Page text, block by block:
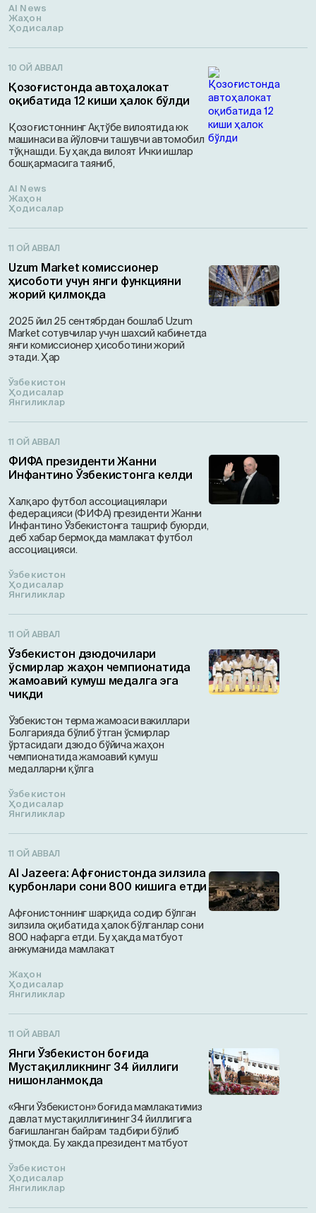
AI News
Жаҳон
Ҳодисалар
10 ОЙ АВВАЛ
Қозоғистонда автоҳалокат
оқибатида 12 киши ҳалок бўлди
Қозоғистоннинг Ақтўбе вилоятида юк
машинаси ва йўловчи ташувчи автомобил
тўқнашди. Бу ҳақда вилоят Ички ишлар
бошқармасига таяниб,
AI News
Жаҳон
Ҳодисалар
11 ОЙ АВВАЛ
Uzum Market комиссионер
ҳисоботи учун янги функцияни
жорий қилмоқда
2025 йил 25 сентябрдан бошлаб Uzum
Market сотувчилар учун шахсий кабинетда
янги комиссионер ҳисоботини жорий
этади. Ҳар
Ўзбекистон
Ҳодисалар
Янгиликлар
11 ОЙ АВВАЛ
ФИФА президенти Жанни
Инфантино Ўзбекистонга келди
Халқаро футбол ассоциациялари
федерацияси (ФИФА) президенти Жанни
Инфантино Ўзбекистонга ташриф буюрди,
деб хабар бермоқда мамлакат футбол
ассоциацияси.
Ўзбекистон
Ҳодисалар
Янгиликлар
11 ОЙ АВВАЛ
Ўзбекистон дзюдочилари
ўсмирлар жаҳон чемпионатида
жамоавий кумуш медалга эга
чиқди
Ўзбекистон терма жамоаси вакиллари
Болгарияда бўлиб ўтган ўсмирлар
ўртасидаги дзюдо бўйича жаҳон
чемпионатида жамоавий кумуш
медалларни қўлга
Ўзбекистон
Ҳодисалар
Янгиликлар
11 ОЙ АВВАЛ
Al Jazeera: Афғонистонда зилзила
қурбонлари сони 800 кишига етди
Афғонистоннинг шарқида содир бўлган
зилзила оқибатида ҳалок бўлганлар сони
800 нафарга етди. Бу ҳақда матбуот
анжуманида мамлакат
Жаҳон
Ҳодисалар
Янгиликлар
11 ОЙ АВВАЛ
Янги Ўзбекистон боғида
Мустақилликнинг 34 йиллиги
нишонланмоқда
«Янги Ўзбекистон» боғида мамлакатимиз
давлат мустақиллигининг 34 йиллигига
бағишланган байрам тадбири бўлиб
ўтмоқда. Бу хакда президент матбуот
Ўзбекистон
Ҳодисалар
Янгиликлар